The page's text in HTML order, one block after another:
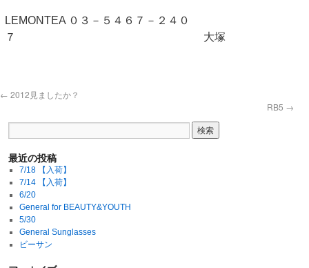
LEMONTEA ０３－５４６７－２４０
７ 大塚
← 2012見ましたか？
RB5 →
最近の投稿
7/18 【入荷】
7/14 【入荷】
6/20
General for BEAUTY&YOUTH
5/30
General Sunglasses
ビーサン